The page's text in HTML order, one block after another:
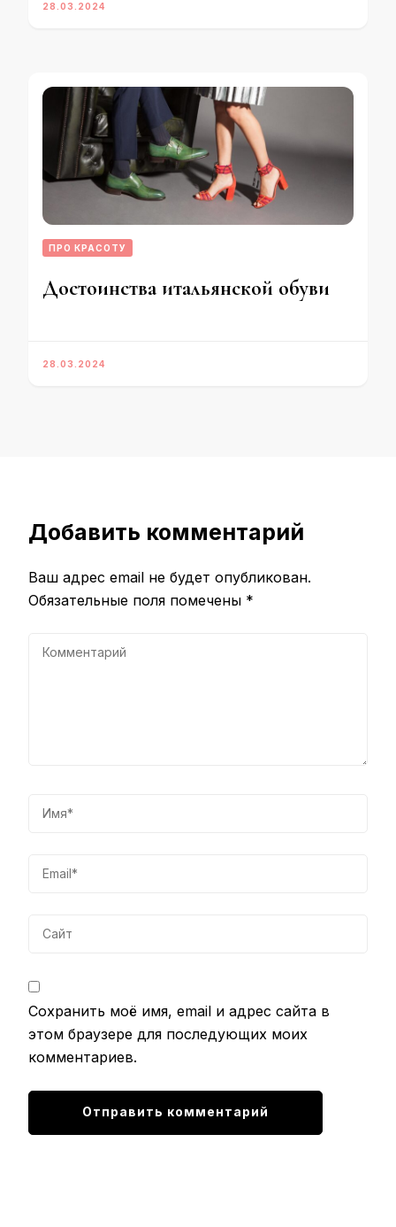
28.03.2024
ПРО КРАСОТУ
Достоинства итальянской обуви
28.03.2024
Добавить комментарий
Ваш адрес email не будет опубликован.
Обязательные поля помечены *
Сохранить моё имя, email и адрес сайта в
этом браузере для последующих моих
комментариев.